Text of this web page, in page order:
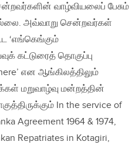
வாழ்வியலைப் பேசும்
அவ்வாறு சென்றவர்கள்
‘எங்கெங்கும்
கட்டுரைத் தொகுப்பு
என ஆங்கிலத்திலும்
மறுவாழ்வு மன்றத்தின்
In the service of
Agreement 1964 & 1974,
Repatriates in Kotagiri,